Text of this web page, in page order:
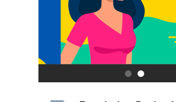
.